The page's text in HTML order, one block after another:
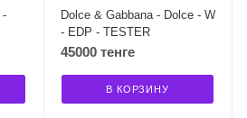
Dolce & Gabbana - Dolce - W
- EDP - TESTER
45000 тенге
В КОРЗИНУ